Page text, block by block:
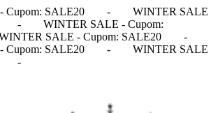
Cupom: SALE20 -
WINTER SALE
-
WINTER SALE - Cupom:
SALE - Cupom: SALE20
-
Cupom: SALE20
-
WINTER SALE
-